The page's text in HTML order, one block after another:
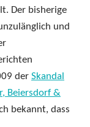
Der bisherige
und
der Skandal
Beiersdorf &
bekannt, dass